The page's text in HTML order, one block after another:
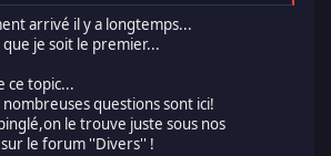
arrivé il y a longtemps...
que je soit le premier...
ce topic...
nombreuses questions sont ici!
le trouve juste sous nos
le forum ''Divers'' !